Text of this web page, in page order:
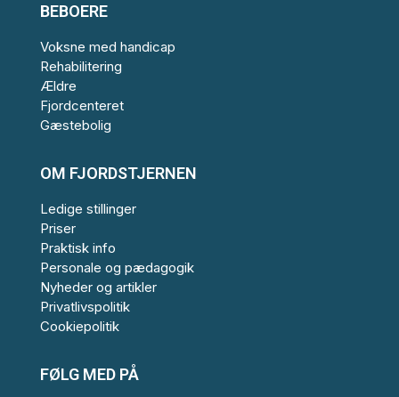
BEBOERE
Voksne med handicap
Rehabilitering
Ældre
Fjordcenteret
Gæstebolig
OM FJORDSTJERNEN
Ledige stillinger
Priser
Praktisk info
Personale og pædagogik
Nyheder og artikler
Privatlivspolitik
Cookiepolitik
FØLG MED PÅ